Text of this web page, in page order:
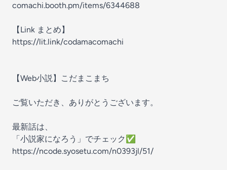
comachi.booth.pm/items/6344688
【Link まとめ】
https://lit.link/codamacomachi
【Web小説】こだまこまち
ご覧いただき、ありがとうございます。
最新話は、
「小説家になろう」でチェック✅
https://ncode.syosetu.com/n0393jl/51/